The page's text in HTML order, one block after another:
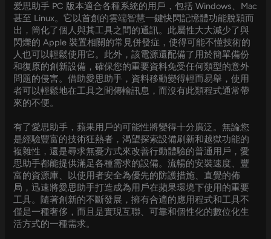
爱思助手 PC 版本適合各種系統的用戶，包括 Windows、Mac
甚至 Linux。它以首創的雲端智慧一鍵快閃記憶體功能脫穎而
出，簡化了個人與其工具之間的通訊。此屬性大大減少了與
閃爍的 Apple 裝置相關的常見併發症，使得可能不懂技術的
人也可以輕鬆使用它。此外，該電源還配備了用於簡單備份
和復原的創新設備，確保您的重要資料免受任何類型的意外
問題的侵害。借助愛思助手，資料移動變得輕而易舉，使用
者可以輕鬆地在工具之間傳輸訊息，而沒有此類程式通常帶
來的不便。
有了愛思助手，蘋果用戶的可能性將變得十分廣泛。無論您
是經驗豐富的技術狂熱者，渴望探索設備刷新和越獄功能的
複雜性，還是尋求無憂方式來改善行動體驗的普通用戶，愛
思助手都能提供滿足各種需求的設備。流暢的安裝速度、豐
富的資源庫、以使用者安全為優先的防護措施、直覺的佈
局，迅速將愛思助手打造成為用戶在蘋果環境下使用的重要
工具。隨著創新的不斷發展，擁有合適的應用程式和工具不
僅是一種奢侈，而且是實現互聯、可靠和個性化的數位化生
活方式的一種需求。